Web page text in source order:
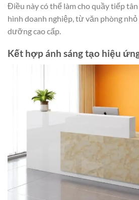
Điều này có thể làm cho quầy tiếp
hình doanh nghiệp, từ văn phòng nhỏ
dưỡng cao cấp.
Kết hợp ánh sáng tạo hiệu